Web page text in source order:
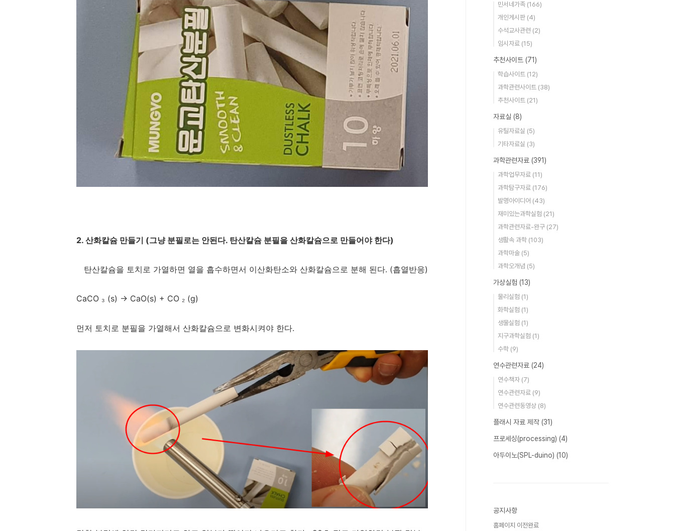
2. 산화칼슘 만들기 (그냥 분필로는 안된다. 탄산칼슘 분필을 산화칼슘으로 만들어야 한다)
탄산칼슘을 토치로 가열하면 열을 흡수하면서 이산화탄소와 산화칼슘으로 분해 된다. (흡열반응)
CaCO ₃ (s) → CaO(s) + CO ₂ (g)
먼저 토치로 분필을 가열해서 산화칼슘으로 변화시켜야 한다.
민서네가족 (166)
개인게시판 (4)
수석교사관련 (2)
임시자료 (15)
추천사이트 (71)
학습사이트 (12)
과학관련사이트 (38)
추천사이트 (21)
자료실 (8)
유틸자료실 (5)
기타자료실 (3)
과학관련자료 (391)
과학업무자료 (11)
과학탐구자료 (176)
발명아이디어 (43)
재미있는과학실험 (21)
과학관련자료-완구 (27)
생활속 과학 (103)
과학마술 (5)
과학오개념 (5)
가상실험 (13)
물리실험 (1)
화학실험 (1)
생물실험 (1)
지구과학실험 (1)
수학 (9)
연수관련자료 (24)
연수책자 (7)
연수관련자료 (9)
연수관련동영상 (8)
플래시 자료 제작 (31)
프로세싱(processing) (4)
아두이노(SPL-duino) (10)
공지사항
홈페이지 이전완료